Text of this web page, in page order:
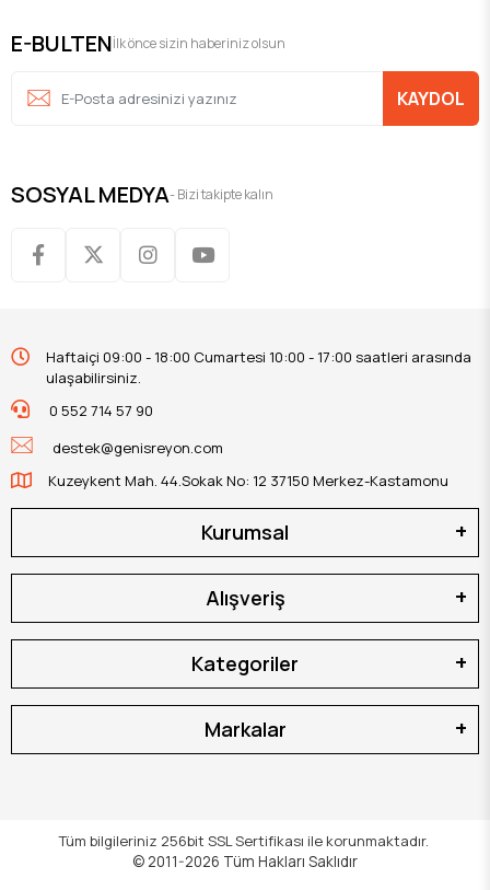
E-BULTENİlk önce sizin haberiniz olsun
KAYDOL
SOSYAL MEDYA- Bizi takipte kalın
Haftaiçi 09:00 - 18:00 Cumartesi 10:00 - 17:00 saatleri arasında
ulaşabilirsiniz.
0 552 714 57 90
destek@genisreyon.com
Kuzeykent Mah. 44.Sokak No: 12 37150 Merkez-Kastamonu
Kurumsal
Alışveriş
Kategoriler
Markalar
Tüm bilgileriniz 256bit SSL Sertifikası ile korunmaktadır.
© 2011-2026 Tüm Hakları Saklıdır